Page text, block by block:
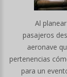
Al
pasajeros
aeronave
pertenencias
para un